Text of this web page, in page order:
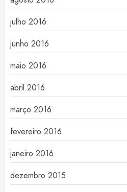
julho 2016
junho 2016
maio 2016
abril 2016
março 2016
fevereiro 2016
janeiro 2016
dezembro 2015